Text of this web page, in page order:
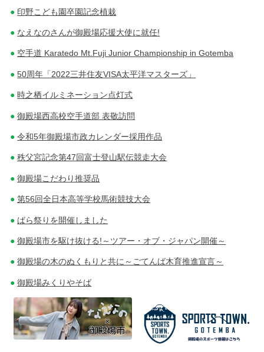
印野こども園卒園記念植栽
なえなのさんが御殿場応援大使に就任!
空手道 Karatedo Mt.Fuji Junior Championship in Gotemba
50周年「2022三井住友VISA太平洋マスターズ」
時之栖イルミネーション点灯式
御殿場西高校空手道部 表敬訪問
令和5年御殿場市政カレンダー採用作品
秩父宮記念第47回富士登山駅伝競走大会
御殿場こだわり推奨品
第56回全日本高等学校馬術競技大会
ばら祭りを開催しました
御殿場市を駆け抜ける!～ツアー・オブ・ジャパン開催～
御殿場の木のぬくもりと共に～ごてんば木育推進宣言～
御殿場みくりやそば